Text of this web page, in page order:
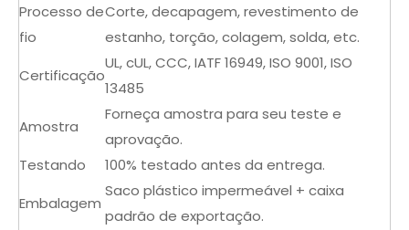
Processo de
fio
Corte, decapagem, revestimento de
estanho, torção, colagem, solda, etc.
Certificação
UL, cUL, CCC, IATF 16949, ISO 9001, ISO
13485
Amostra
Forneça amostra para seu teste e
aprovação.
Testando
100% testado antes da entrega.
Embalagem
Saco plástico impermeável + caixa
padrão de exportação.